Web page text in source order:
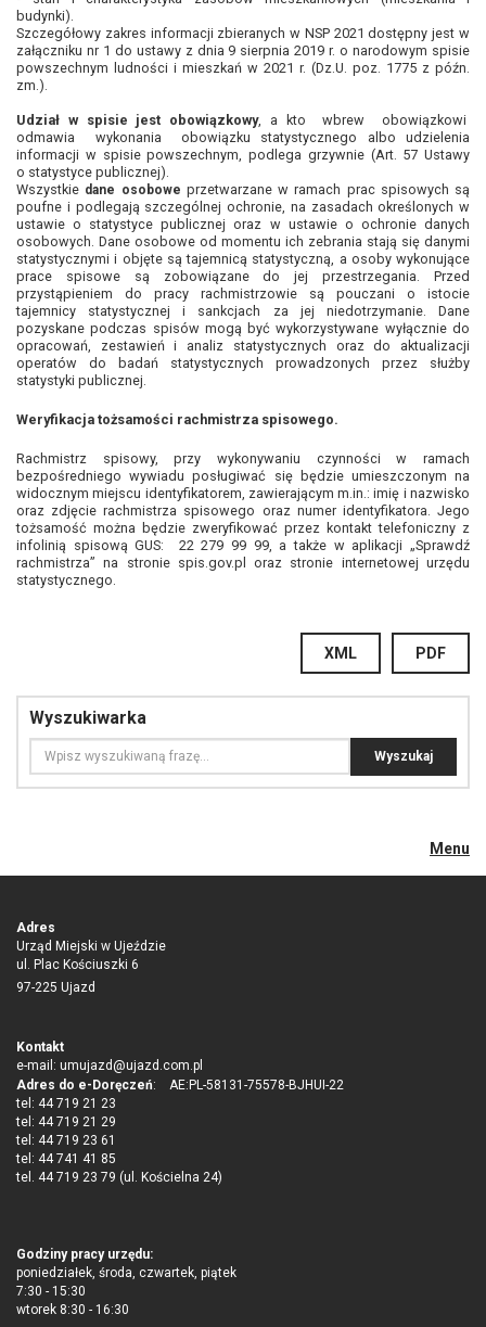
budynki).
Szczegółowy zakres informacji zbieranych w NSP 2021 dostępny jest w
załączniku nr 1 do ustawy z dnia 9 sierpnia 2019 r. o narodowym spisie
powszechnym ludności i mieszkań w 2021 r. (Dz.U. poz. 1775 z późn.
zm.).
Udział w spisie jest obowiązkowy, a kto wbrew
obowiązkowi
odmawia
wykonania
obowiązku statystycznego albo udzielenia
informacji w spisie powszechnym, podlega grzywnie (Art. 57 Ustawy
o statystyce publicznej).
Wszystkie dane osobowe przetwarzane w ramach prac spisowych są
poufne i podlegają szczególnej ochronie, na zasadach określonych w
ustawie o statystyce publicznej oraz w ustawie o ochronie danych
osobowych. Dane osobowe od momentu ich zebrania stają się danymi
statystycznymi i objęte są tajemnicą statystyczną, a osoby wykonujące
prace spisowe są zobowiązane do jej przestrzegania. Przed
przystąpieniem do pracy rachmistrzowie są pouczani o istocie
tajemnicy statystycznej i sankcjach za jej niedotrzymanie. Dane
pozyskane podczas spisów mogą być wykorzystywane wyłącznie do
opracowań, zestawień i analiz statystycznych oraz do aktualizacji
operatów do badań statystycznych prowadzonych przez służby
statystyki publicznej.
Weryfikacja tożsamości rachmistrza spisowego.
Rachmistrz spisowy, przy wykonywaniu czynności w ramach
bezpośredniego wywiadu posługiwać się będzie umieszczonym na
widocznym miejscu identyfikatorem, zawierającym m.in.: imię i nazwisko
oraz zdjęcie rachmistrza spisowego oraz numer identyfikatora. Jego
tożsamość można będzie zweryfikować przez kontakt telefoniczny z
infolinią spisową GUS:
22 279 99 99, a także w aplikacji „Sprawdź
rachmistrza” na stronie spis.gov.pl oraz stronie internetowej urzędu
statystycznego.
PDF
XML
Wyszukiwarka
Menu
Adres
Urząd Miejski w Ujeździe
ul. Plac Kościuszki 6
97-225 Ujazd
Kontakt
e-mail: umujazd@ujazd.com.pl
Adres do e-Doręczeń: AE:PL-58131-75578-BJHUI-22
tel: 44 719 21 23
tel: 44 719 21 29
tel: 44 719 23 61
tel: 44 741 41 85
tel. 44 719 23 79 (ul. Kościelna 24)
Godziny pracy urzędu:
poniedziałek, środa, czwartek, piątek
7:30 - 15:30
wtorek 8:30 - 16:30